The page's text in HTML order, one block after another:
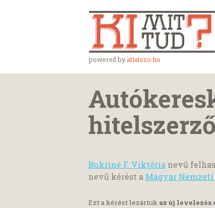
powered byatlatszo.hu
Bukriné F. Viktória nevű
nevű kérést a Magyar Nemzeti
Ezt a kérést lezártuk az új levelezés